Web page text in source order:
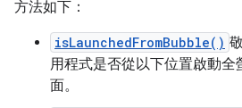
方法如下：
isLaunchedFromBubble()
用程式是否從以下位置啟動全
面。